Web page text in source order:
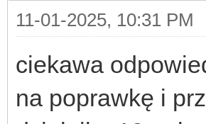
11-01-2025, 10:31 PM
ciekawa
na poprawkę i